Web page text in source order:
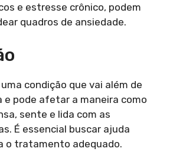
e estresse crônico, podem
quadros de ansiedade.
uma condição que vai além de
pode afetar a maneira como
sente e lida com as
É essencial buscar ajuda
o tratamento adequado.